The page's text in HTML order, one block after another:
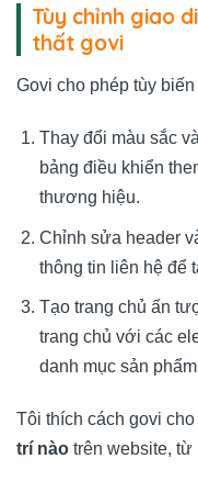
Tùy chỉnh giao
thất govi
Govi cho phép tùy
Thay đổi màu sắc
bảng điều khiển
thương hiệu.
Chỉnh sửa header
thông tin liên hệ để
Tạo trang chủ ấn
trang chủ với các
danh mục sản
Tôi thích cách govi cho
trí nào trên website, từ